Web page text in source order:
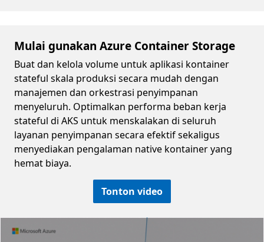
Mulai gunakan Azure Container Storage
Buat dan kelola volume untuk aplikasi kontainer
stateful skala produksi secara mudah dengan
manajemen dan orkestrasi penyimpanan
menyeluruh. Optimalkan performa beban kerja
stateful di AKS untuk menskalakan di seluruh
layanan penyimpanan secara efektif sekaligus
menyediakan pengalaman native kontainer yang
hemat biaya.
Tonton video